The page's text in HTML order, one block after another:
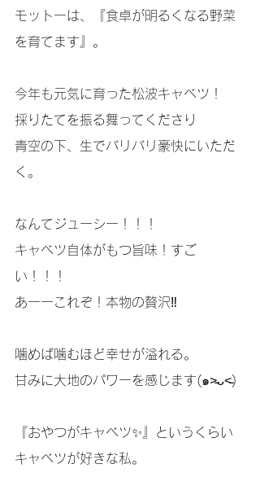
モットーは、『食卓が明るくなる野菜
を育てます』。
今年も元気に育った松波キャベツ！
採りたてを振る舞ってくださり
青空の下、生でバリバリ豪快にいただ
く。
なんてジューシー！！！
キャベツ自体がもつ旨味！すご
い！！！
あーーこれぞ！本物の贅沢‼️
噛めば噛むほど幸せが溢れる。
甘みに大地のパワーを感じます(๑˃̵ᴗ˂̵)
『おやつがキャベツ✨』というくらい
キャベツが好きな私。